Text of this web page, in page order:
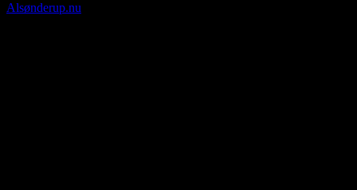
Alsønderup.nu